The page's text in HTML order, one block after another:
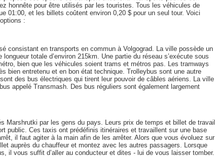
honnête pour être utilisés par les touristes. Tous les véhicules de
01:00, et les billets coûtent environ 0,20 $ pour un seul tour. Voici
:
consistant en transports en commun à Volgograd. La ville possède un
totale d’environ 215km. Une partie du réseau s’exécute sous
bien que les véhicules soient trams et métros pas. Les tramways
bien entretenu et en bon état technique. Trolleybus sont une autre
des bus électriques qui tirent leur pouvoir de câbles aériens. La ville
appelé Transmash. Des bus réguliers sont également largement
Marshrutki par les gens du pays. Leurs prix de temps et billet de travail
public. Ces taxis ont prédéfinis itinéraires et travaillent sur une base
il faut agiter à la main afin de les arrêter. Alors que vous évoluez sur
auprès du chauffeur et montez avec les autres passagers. Lorsque
il vous suffit d’aller au conducteur et dites - lui de vous laisser tomber.